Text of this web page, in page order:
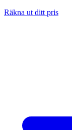
Räkna ut ditt pris